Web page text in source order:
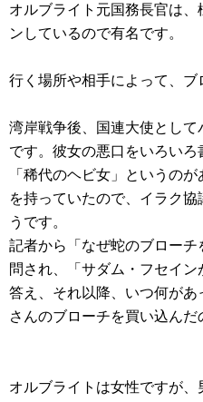
オルブライト元国務長官は
ンしているので有名です。
行く場所や相手によって、ブ
湾岸戦争後、国連大使とし
です。彼女の悪口をいろいろ
「稀代のヘビ女」というの
を持っていたので、イラク
うです。
記者から「なぜ蛇のブロー
問され、「サダム・フセイ
答え、それ以降、いつ何があ
さんのブローチを買い込んだ
オルブライトは女性ですが、